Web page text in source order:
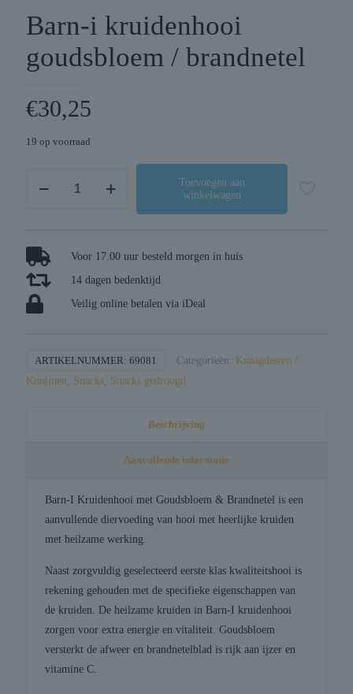
Barn-i kruidenhooi
goudsbloem / brandnetel
€30,25
19 op voorraad
brandnetel
aantal
Toevoegen aan
winkelwagen
Voor 17.00 uur besteld morgen in huis
14 dagen bedenktijd
Veilig online betalen via iDeal
ARTIKELNUMMER: 69081 Categorieën:
Knaagdieren /
Konijnen, Snacks, Snacks gedroogd
Beschrijving
Aanvullende informatie
Barn-I Kruidenhooi met Goudsbloem & Brandnetel is een
aanvullende diervoeding van hooi met heerlijke kruiden
met heilzame werking.
Naast zorgvuldig geselecteerd eerste klas kwaliteitshooi is
rekening gehouden met de specifieke eigenschappen van
de kruiden. De heilzame kruiden in Barn-I kruidenhooi
zorgen voor extra energie en vitaliteit. Goudsbloem
versterkt de afweer en brandnetelblad is rijk aan ijzer en
vitamine C.